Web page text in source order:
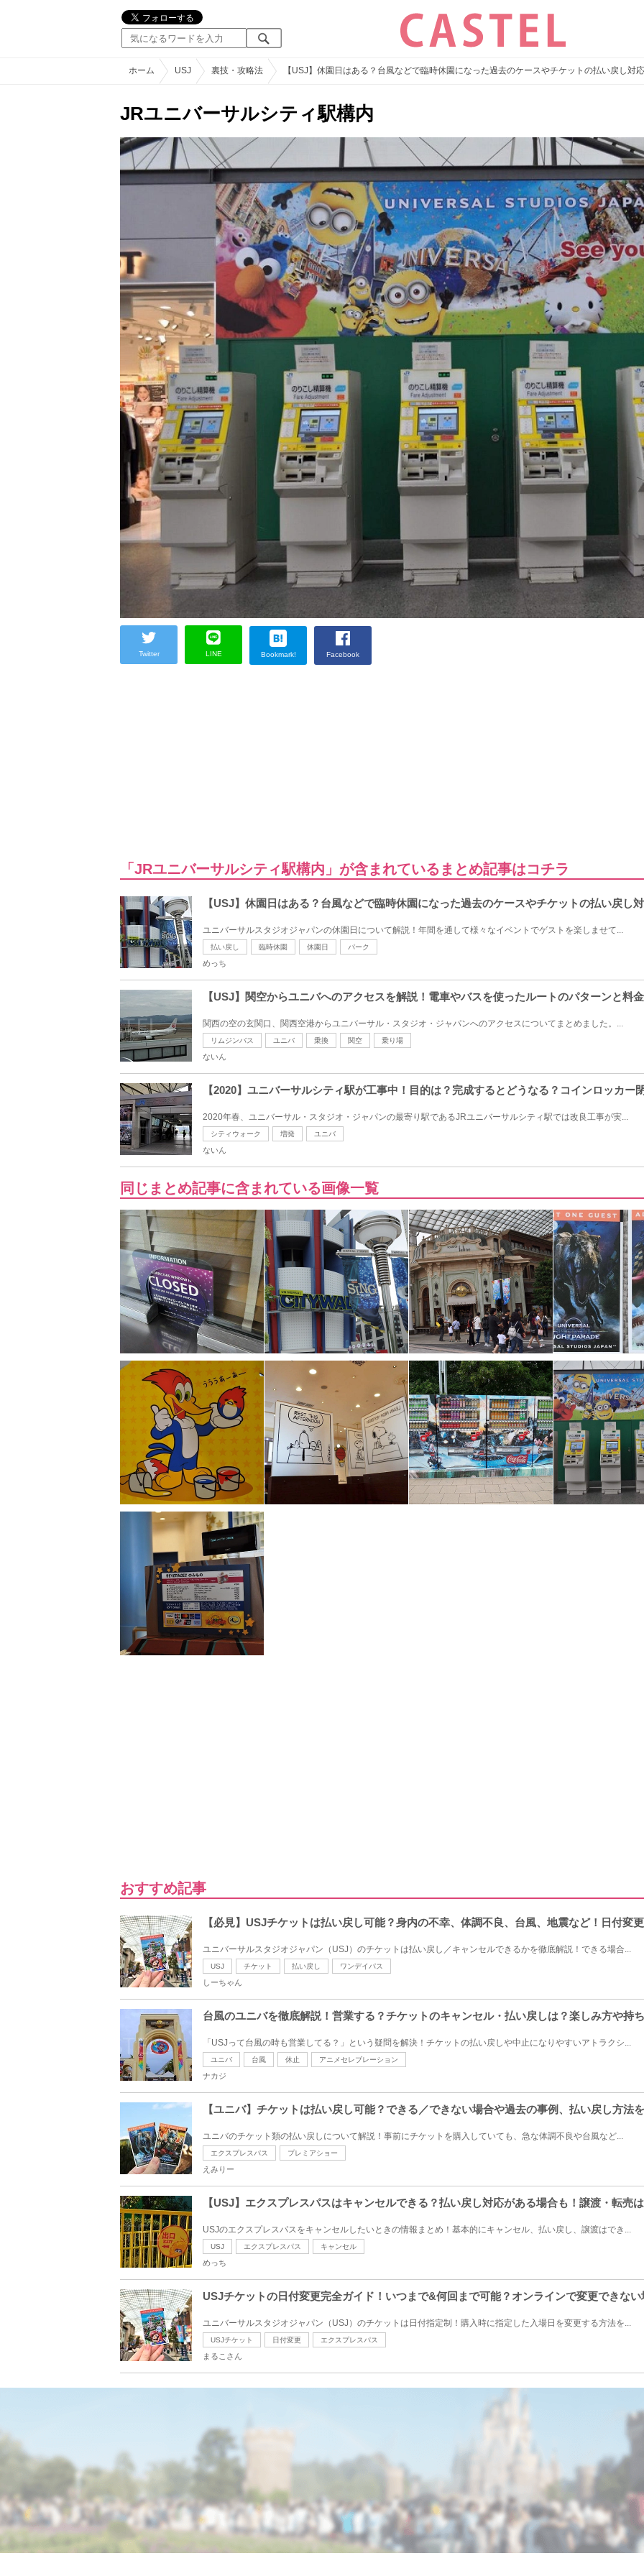
ホーム USJ 裏技・攻略法 【USJ】休園日はある？台風などで臨時休園になった過去のケースやチケットの払い戻し対
JRユニバーサルシティ駅構内
Twitter LINE Bookmark! Facebook
「JRユニバーサルシティ駅構内」が含まれているまとめ記事はコチラ
【USJ】休園日はある？台風などで臨時休園になった過去のケースやチケットの払い戻し
ユニバーサルスタジオジャパンの休園日について解説！年間を通して様々なイベントでゲストを楽しませて...
払い戻し 臨時休園 休園日 パーク
めっち
【USJ】関空からユニバへのアクセスを解説！電車やバスを使ったルートのパターンと料
関西の空の玄関口、関西空港からユニバーサル・スタジオ・ジャパンへのアクセスについてまとめました。...
リムジンバス ユニバ 乗換 関空 乗り場
ないん
【2020】ユニバーサルシティ駅が工事中！目的は？完成するとどうなる？コインロッカー
2020年春、ユニバーサル・スタジオ・ジャパンの最寄り駅であるJRユニバーサルシティ駅では改良工事が実...
シティウォーク 増発 ユニバ
ないん
同じまとめ記事に含まれている画像一覧
おすすめ記事
【必見】USJチケットは払い戻し可能？身内の不幸、体調不良、台風、地震など！日付変
ユニバーサルスタジオジャパン（USJ）のチケットは払い戻し／キャンセルできるかを徹底解説！できる場合...
USJ チケット 払い戻し ワンデイパス
しーちゃん
台風のユニバを徹底解説！営業する？チケットのキャンセル・払い戻しは？楽しみ方や持ち
「USJって台風の時も営業してる？」という疑問を解決！チケットの払い戻しや中止になりやすいアトラクシ...
ユニバ 台風 休止 アニメセレブレーション
ナカジ
【ユニバ】チケットは払い戻し可能？できる／できない場合や過去の事例、払い戻し方法
ユニバのチケット類の払い戻しについて解説！事前にチケットを購入していても、急な体調不良や台風など...
エクスプレスパス プレミアショー
えみりー
【USJ】エクスプレスパスはキャンセルできる？払い戻し対応がある場合も！譲渡・転売
USJのエクスプレスパスをキャンセルしたいときの情報まとめ！基本的にキャンセル、払い戻し、譲渡はでき...
USJ エクスプレスパス キャンセル
めっち
USJチケットの日付変更完全ガイド！いつまで&何回まで可能？オンラインで変更できない
ユニバーサルスタジオジャパン（USJ）のチケットは日付指定制！購入時に指定した入場日を変更する方法を...
USJチケット 日付変更 エクスプレスパス
まるこさん